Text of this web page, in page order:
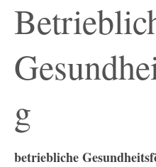
g
betriebliche